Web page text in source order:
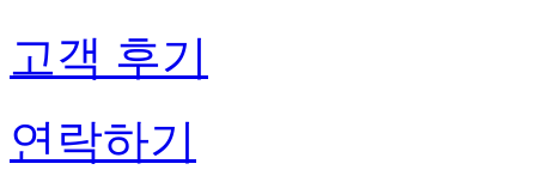
고객 후기
연락하기